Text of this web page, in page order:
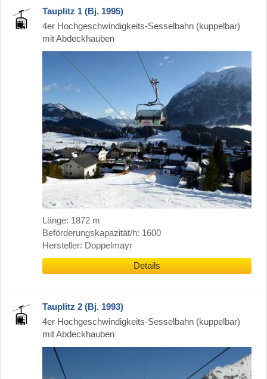
Tauplitz 1 (Bj. 1995)
4er Hochgeschwindigkeits-Sesselbahn (kuppelbar)
mit Abdeckhauben
Länge: 1872 m
Beförderungskapazität/h: 1600
Hersteller: Doppelmayr
Details
Tauplitz 2 (Bj. 1993)
4er Hochgeschwindigkeits-Sesselbahn (kuppelbar)
mit Abdeckhauben